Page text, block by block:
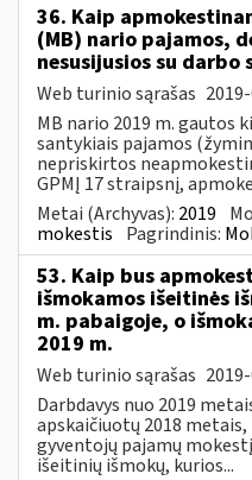
36. Kaip
(MB) nario pajamos,
nesusijusios su darbo
Web turinio sąrašas
MB nario 2019 m. gautos
santykiais pajamos
nepriskirtos
GPMĮ 17 straipsnį,
Metai (Archyvas): 2019
mokestis Pagrindinis:
53. Kaip bus
išmokamos išeitinės
m. pabaigoje, o
2019 m.
Web turinio sąrašas
Darbdavys nuo 2019
apskaičiuotų 2018
gyventojų pajamų
išeitinių išmokų, kurios...